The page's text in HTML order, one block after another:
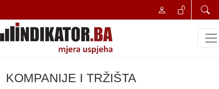
KOMPANIJE I TRŽIŠTA